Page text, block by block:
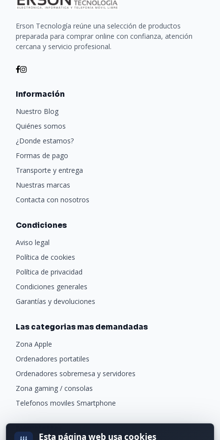
Auto-apagado de seguridad cuando se vacía el
Indicador luminoso de falta de agua.
Capacidad del tanque: 3,3 L.
Potencia: 25 W.
Tensión: 230 V ~ 50 Hz.
Erson Tecnología reúne una selección de productos
preparada para comprar online con confianza, atención
cercana y servicio profesional.
Información
Nuestro Blog
Quiénes somos
¿Donde estamos?
Formas de pago
Transporte y entrega
Nuestras marcas
Contacta con nosotros
Condiciones
Aviso legal
Política de cookies
Política de privacidad
Condiciones generales
Garantías y devoluciones
Las categorias mas demandadas
Zona Apple
Ordenadores portatiles
Ordenadores sobremesa y servidores
Zona gaming / consolas
Telefonos moviles Smartphone
Esta página web usa cookies